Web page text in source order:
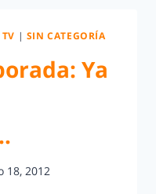
TV | SIN CATEGORÍA
Ya
18, 2012